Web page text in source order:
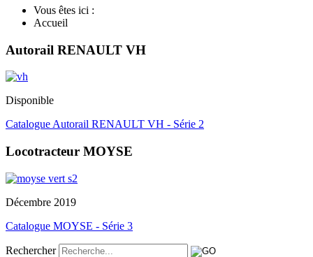
Vous êtes ici :
Accueil
Autorail RENAULT VH
Disponible
Catalogue Autorail RENAULT VH - Série 2
Locotracteur MOYSE
Décembre 2019
Catalogue MOYSE - Série 3
Rechercher